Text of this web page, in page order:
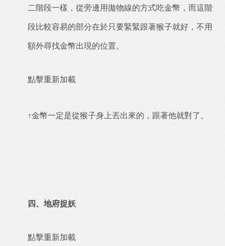
二階段一樣，從旁邊用拋物線的方式吃金幣，而這階
段比較容易的部分在於只要緊緊跟著猴子就好，不用
額外尋找金幣出現的位置。
點擊重新加載
↑金幣一定是從猴子身上丟出來的，跟著他就對了。
四、地府捉妖
點擊重新加載